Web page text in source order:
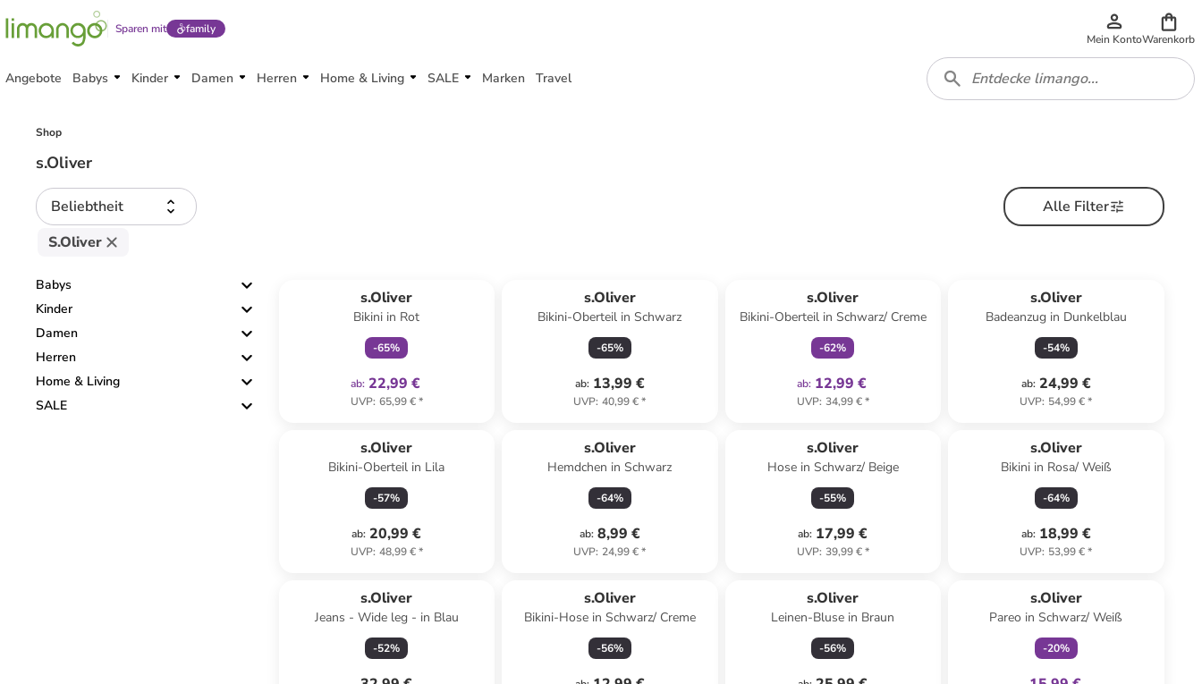
Sparen mit family
Mein KontoWarenkorb
Angebote Babys Kinder Damen Herren Home & Living SALE Marken Travel
Shop
s.Oliver
Beliebtheit
Alle Filter
S.Oliver
Babys
Kinder
Damen
Herren
Home & Living
SALE
s.Oliver
Bikini in Rot
-65%
ab: 22,99 €
UVP: 65,99 €*
s.Oliver
Bikini-Oberteil in Schwarz
-65%
ab: 13,99 €
UVP: 40,99 €*
s.Oliver
Bikini-Oberteil in Schwarz/ Creme
-62%
ab: 12,99 €
UVP: 34,99 €*
s.Oliver
Badeanzug in Dunkelblau
-54%
ab: 24,99 €
UVP: 54,99 €*
s.Oliver
Bikini-Oberteil in Lila
-57%
ab: 20,99 €
UVP: 48,99 €*
s.Oliver
Hemdchen in Schwarz
-64%
ab: 8,99 €
UVP: 24,99 €*
s.Oliver
Hose in Schwarz/ Beige
-55%
ab: 17,99 €
UVP: 39,99 €*
s.Oliver
Bikini in Rosa/ Weiß
-64%
ab: 18,99 €
UVP: 53,99 €*
s.Oliver
Jeans - Wide leg - in Blau
-52%
s.Oliver
Bikini-Hose in Schwarz/ Creme
-56%
s.Oliver
Leinen-Bluse in Braun
-56%
s.Oliver
Pareo in Schwarz/ Weiß
-20%